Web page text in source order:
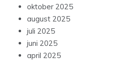
oktober 2025
august 2025
juli 2025
juni 2025
april 2025